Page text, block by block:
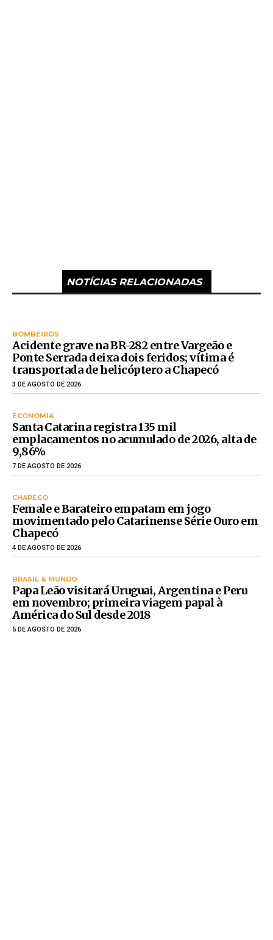
NOTÍCIAS RELACIONADAS
BOMBEIROS
Acidente grave na BR-282 entre Vargeão e
Ponte Serrada deixa dois feridos; vítima é
transportada de helicóptero a Chapecó
3 DE AGOSTO DE 2026
ECONOMIA
Santa Catarina registra 135 mil
emplacamentos no acumulado de 2026, alta de
9,86%
7 DE AGOSTO DE 2026
CHAPECÓ
Female e Barateiro empatam em jogo
movimentado pelo Catarinense Série Ouro em
Chapecó
4 DE AGOSTO DE 2026
BRASIL & MUNDO
Papa Leão visitará Uruguai, Argentina e Peru
em novembro; primeira viagem papal à
América do Sul desde 2018
5 DE AGOSTO DE 2026